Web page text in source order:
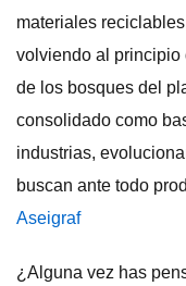
materiales
volviendo al principio
de los bosques del
consolidado como
industrias,
buscan ante todo
Aseigraf
¿Alguna vez has